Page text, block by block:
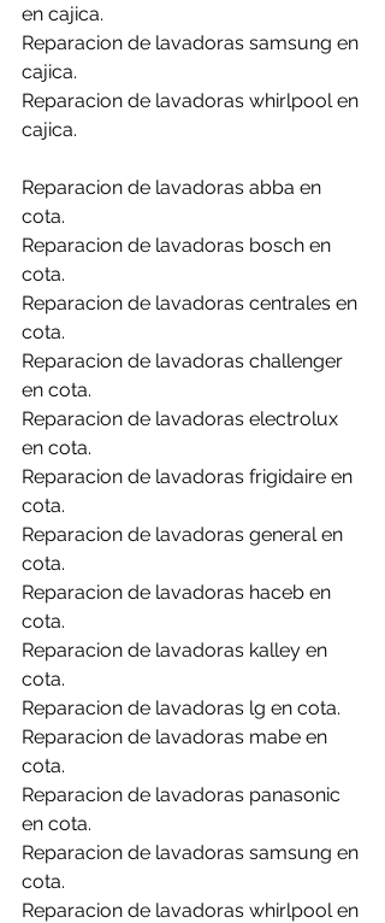
en cajica.
Reparacion de lavadoras samsung en
cajica.
Reparacion de lavadoras whirlpool en
cajica.
Reparacion de lavadoras abba en
cota.
Reparacion de lavadoras bosch en
cota.
Reparacion de lavadoras centrales en
cota.
Reparacion de lavadoras challenger
en cota.
Reparacion de lavadoras electrolux
en cota.
Reparacion de lavadoras frigidaire en
cota.
Reparacion de lavadoras general en
cota.
Reparacion de lavadoras haceb en
cota.
Reparacion de lavadoras kalley en
cota.
Reparacion de lavadoras lg en cota.
Reparacion de lavadoras mabe en
cota.
Reparacion de lavadoras panasonic
en cota.
Reparacion de lavadoras samsung en
cota.
Reparacion de lavadoras whirlpool en